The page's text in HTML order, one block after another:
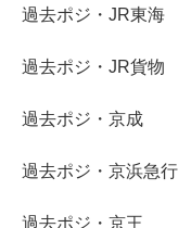
過去ポジ・JR東海
過去ポジ・JR貨物
過去ポジ・京成
過去ポジ・京浜急行
過去ポジ・京王